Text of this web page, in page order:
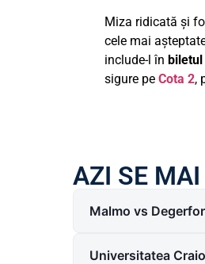
Miza ridicată și
cele mai
include-l în
sigure pe Cota 2,
AZI SE
Malmo vs
Universitatea